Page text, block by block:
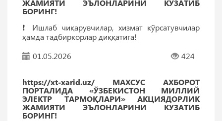
ЖАМИЯТИ ЭЪЛОНЛАРИНИ КУЗАТИБ
БОРИНГ!
❗️ Ишлаб чиқарувчилар, хизмат кўрсатувчилар
ҳамда тадбиркорлар диққатига!
01.05.2026
424
https://xt-xarid.uz/ МАХСУС АХБОРОТ
ПОРТАЛИДА «ЎЗБЕКИСТОН МИЛЛИЙ
ЭЛЕКТР ТАРМОҚЛАРИ» АКЦИЯДОРЛИК
ЖАМИЯТИ ЭЪЛОНЛАРИНИ КУЗАТИБ
БОРИНГ!